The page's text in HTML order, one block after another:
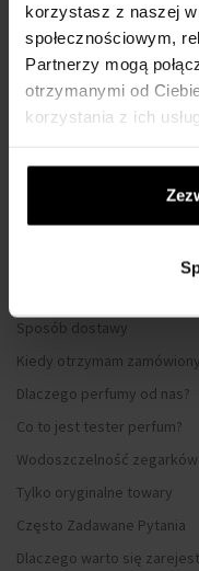
korzystasz z naszej
społecznościowym,
Partnerzy mogą
otrzymanymi od
korzystania z ich usług.
O nas
Formularz kontaktowy
Kontakt
Program lojalnościowy
Regulamin zakupów
Sposób dostawy
Kiedy otrzymam
Dlaczego perfumy od nas?
Co to jest tester perfum?
Wodoszczelność zegarków
Tylko oryginalne towary
Często Zadawane Pytania
Dlaczego warto się